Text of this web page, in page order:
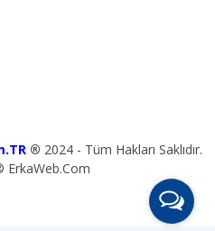
® 2024 - Tüm Hakları Saklıdır.
ErkaWeb.Com